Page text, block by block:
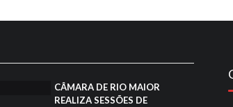
CÂMARA DE RIO MAIOR
REALIZA SESSÕES DE